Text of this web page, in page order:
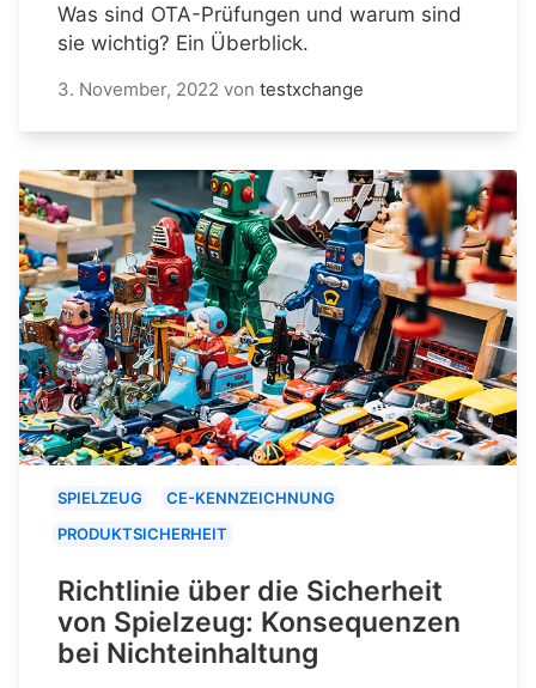
Was sind OTA-Prüfungen und warum sind
sie wichtig? Ein Überblick.
3. November, 2022 von testxchange
SPIELZEUG
CE-KENNZEICHNUNG
PRODUKTSICHERHEIT
Richtlinie über die Sicherheit
von Spielzeug: Konsequenzen
bei Nichteinhaltung